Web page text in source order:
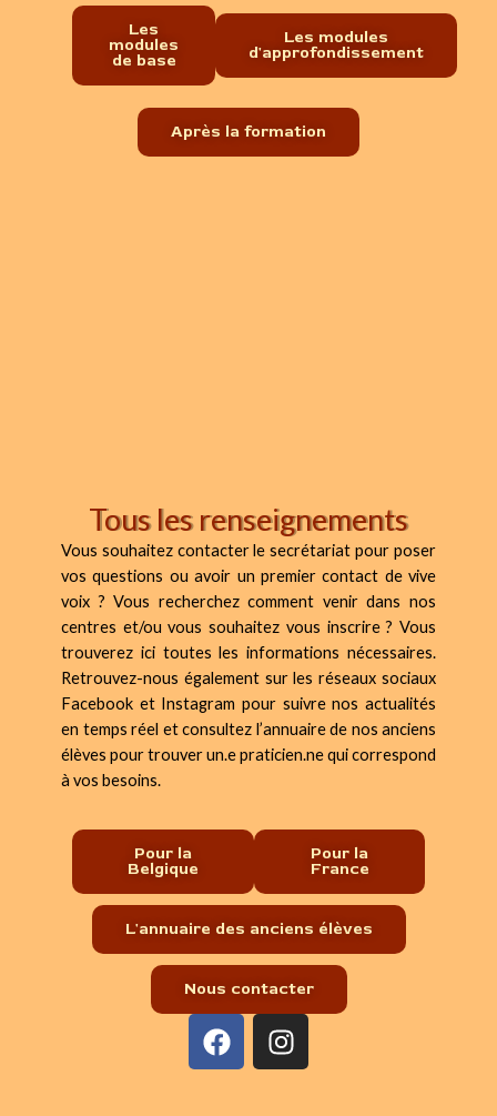
Les
modules
de base
Les modules
d'approfondissement
Après la formation
Tous les renseignements
Vous souhaitez contacter le secrétariat pour poser
vos questions ou avoir un premier contact de vive
voix ? Vous recherchez comment venir dans nos
centres et/ou vous souhaitez vous inscrire ? Vous
trouverez ici toutes les informations nécessaires.
Retrouvez-nous également sur les réseaux sociaux
Facebook et Instagram pour suivre nos actualités
en temps réel et consultez l’annuaire de nos anciens
élèves pour trouver un.e praticien.ne qui correspond
à vos besoins.
Pour la
Belgique
Pour la
France
L'annuaire des anciens élèves
Nous contacter
F
a
I
n